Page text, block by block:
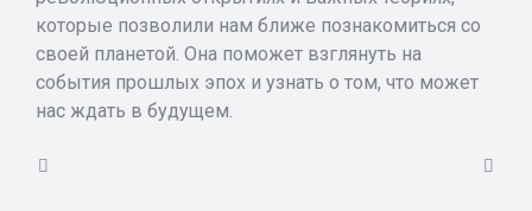
которые позволили нам ближе познакомиться со
своей планетой. Она поможет взглянуть на
события прошлых эпох и узнать о том, что может
нас ждать в будущем.